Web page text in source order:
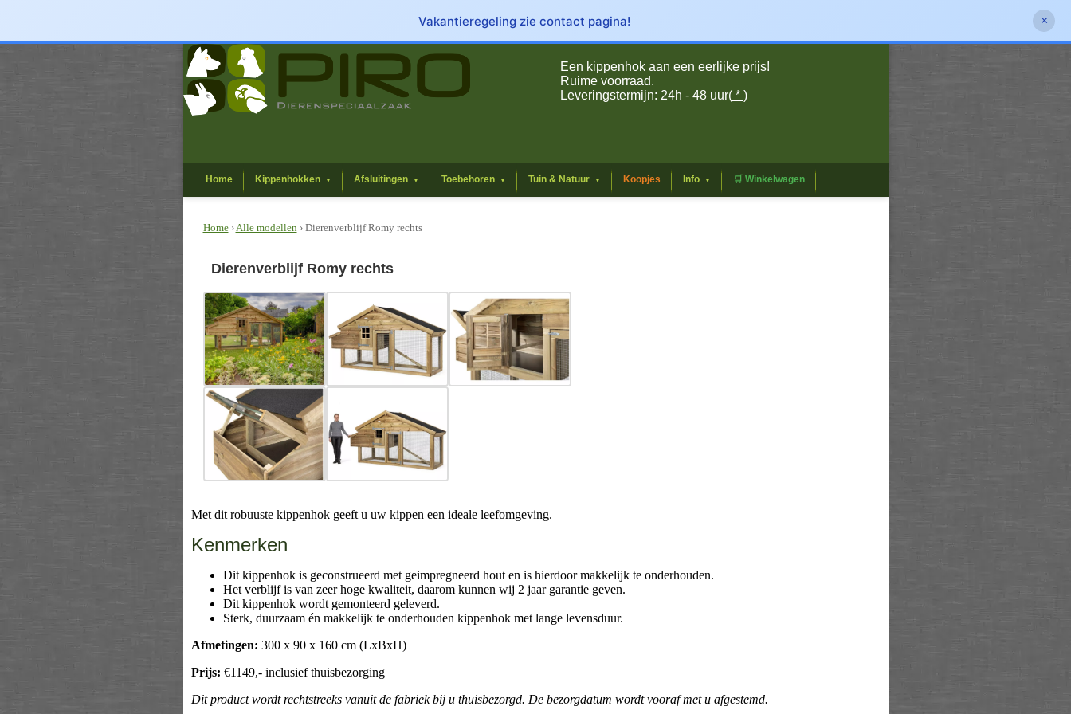
Vakantieregeling zie contact pagina! ×
Een kippenhok aan een eerlijke prijs!
Ruime voorraad.
Leveringstermijn: 24h - 48 uur(* )
Home Kippenhokken ▼ Afsluitingen ▼ Toebehoren ▼ Tuin & Natuur ▼ Koopjes Info ▼ 🛒 Winkelwagen
Home›Alle modellen› Dierenverblijf Romy rechts
Dierenverblijf Romy rechts
Met dit robuuste kippenhok geeft u uw kippen een ideale leefomgeving.
Kenmerken
Dit kippenhok is geconstrueerd met geimpregneerd hout en is hierdoor makkelijk te onderhouden.
Het verblijf is van zeer hoge kwaliteit, daarom kunnen wij 2 jaar garantie geven.
Dit kippenhok wordt gemonteerd geleverd.
Sterk, duurzaam én makkelijk te onderhouden kippenhok met lange levensduur.
Afmetingen: 300 x 90 x 160 cm (LxBxH)
Prijs: €1149,- inclusief thuisbezorging
Dit product wordt rechtstreeks vanuit de fabriek bij u thuisbezorgd. De bezorgdatum wordt vooraf met u afgestemd.